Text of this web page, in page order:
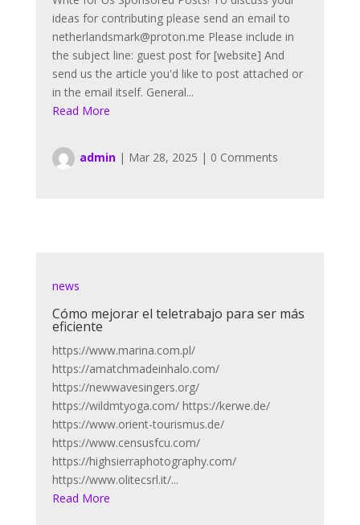
ideas for contributing please send an email to
netherlandsmark@proton.me Please include in
the subject line: guest post for [website] And
send us the article you'd like to post attached or
in the email itself. General...
Read More
admin| Mar 28, 2025 | 0 Comments
news
Cómo mejorar el teletrabajo para ser más
eficiente
https://www.marina.com.pl/
https://amatchmadeinhalo.com/
https://newwavesingers.org/
https://wildmtyoga.com/ https://kerwe.de/
https://www.orient-tourismus.de/
https://www.censusfcu.com/
https://highsierraphotography.com/
https://www.olitecsrl.it/...
Read More